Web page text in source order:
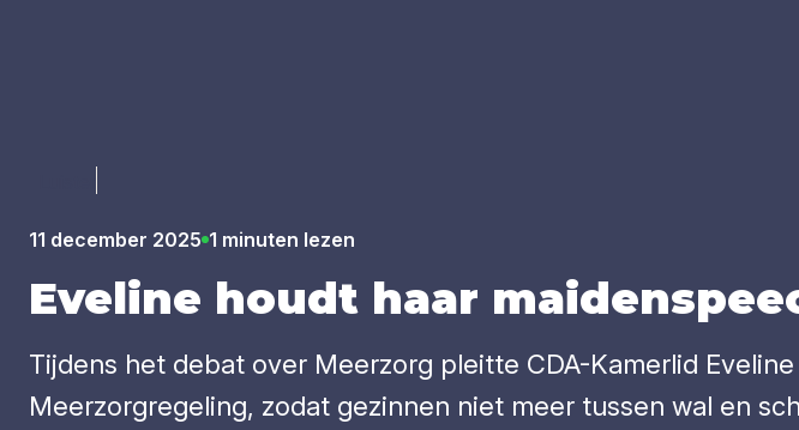
11 december 2025 1 minuten lezen
Eve­li­ne houdt haar
Tijdens het debat over Meerzorg pleitte CDA-Kamerlid
Meerzorgregeling, zodat gezinnen niet meer tussen wal en